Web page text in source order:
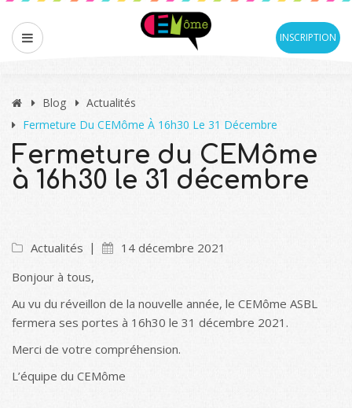
INSCRIPTION
Blog
Actualités
Fermeture Du CEMôme À 16h30 Le 31 Décembre
Fermeture du CEMôme
à 16h30 le 31 décembre
Actualités
14 décembre 2021
Bonjour à tous,
Au vu du réveillon de la nouvelle année, le CEMôme ASBL
fermera ses portes à 16h30 le 31 décembre 2021.
Merci de votre compréhension.
L’équipe du CEMôme